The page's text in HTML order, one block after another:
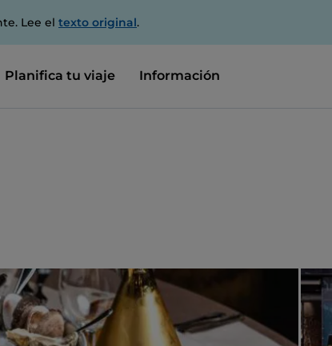
Lee el texto original.
Planifica tu viaje Información